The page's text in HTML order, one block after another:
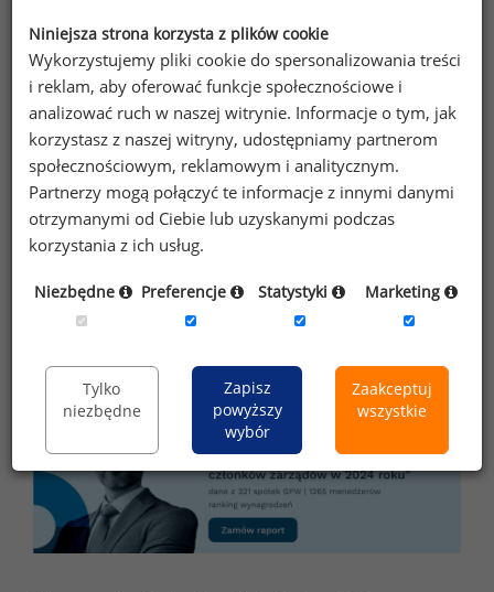
informacji marketingowych. Oświadczam,
że zapoznałem się z treściąinformacji na
temat przetwarzania
Zapisz
Przypominamy, że zgodnie z pkt 2.6 - 2.7
regulaminu kopiowanie, przetwarzanie i
wykorzystywanie tekstów oraz danych portalu w
pisemnej zgody redakcji.
Niniejsza strona korzysta z plików cookie
Wykorzystujemy pliki cookie do spersonalizowania treści
i reklam, aby oferować funkcje społecznościowe i
analizować ruch w naszej witrynie. Informacje o tym, jak
korzystasz z naszej witryny, udostępniamy partnerom
społecznościowym, reklamowym i analitycznym.
Partnerzy mogą połączyć te informacje z innymi danymi
otrzymanymi od Ciebie lub uzyskanymi podczas
korzystania z ich usług.
Niezbędne Preferencje Statystyki Marketing
Tylko
niezbędne
Zapisz
powyższy
wybór
Zaakceptuj
wszystkie